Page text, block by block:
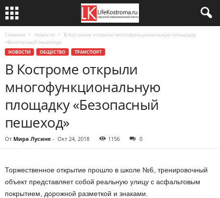
Главная Новости
В Костроме открыли многофункциональную площадку
«Безопасный пешеход»
НОВОСТИ ОБЩЕСТВО ТРАНСПОРТ
В Костроме открыли
многофункциональную
площадку «Безопасный
пешеход»
От Мира Лусине - Окт 24, 2018 1156 0
Торжественное открытие прошло в школе №6, тренировочный
объект представляет собой реальную улицу с асфальтовым
покрытием, дорожной разметкой и знаками.